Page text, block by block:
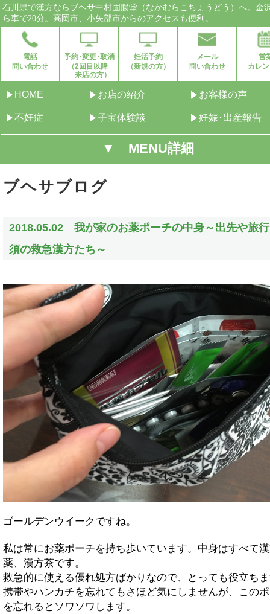
石川県で漢方ならブヘサ中村固腸堂（なかむらこちょうどう）へ。金
ら車で20分。高岡市、小矢部市からのアクセスも便利。
電話
問い合わせ
予約･変更･取消
（2回目以降
来店の方）
妊活予約
（新規の方）
メール
問い合わせ
営
カレ
HOME お店の紹介 お客様の声
不妊症 子宝体験談 妊娠･出産報告
▼ MENU詳細
ブヘサブログ
2018.05.02 我が家のお薬ポーチの中身～出先や旅
須の救急漢方たち～
ゴールデンウイークですね。
私は常にお薬ポーチを持ち歩いています。中身はすべて
薬、漢方茶です。
救急的に使える優れ処方ばかりなので、とっても役立ち
携帯やハンカチを忘れてもさほど気にしませんが、この
を忘れるとソワソワします。